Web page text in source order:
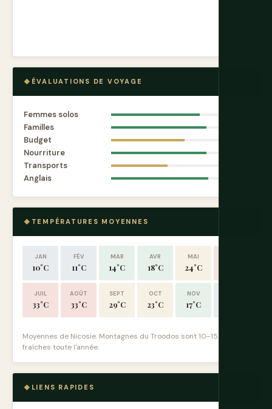
ÉVALUATIONS DE VOYAGE
Femmes solos
Familles
Budget
Nourriture
Transports
Anglais
TEMPÉRATURES MOYENNES
JAN
10°C
FÉV
11°C
MAR
14°C
AVR
18°C
MAI
24°C
JUIL
33°C
AOÛT
33°C
SEPT
29°C
OCT
23°C
NOV
17°C
Moyennes de Nicosie. Montagnes du Troodos sont 10–15°C plus
fraîches toute l'année.
LIENS RAPIDES